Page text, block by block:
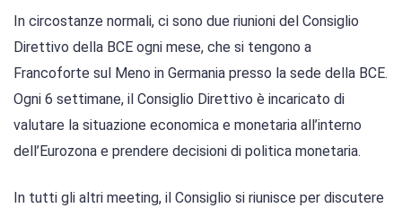
In circostanze normali, ci sono due riunioni del Consiglio
Direttivo della BCE ogni mese, che si tengono a
Francoforte sul Meno in Germania presso la sede della BCE.
Ogni 6 settimane, il Consiglio Direttivo è incaricato di
valutare la situazione economica e monetaria all’interno
dell’Eurozona e prendere decisioni di politica monetaria.
In tutti gli altri meeting, il Consiglio si riunisce per discutere